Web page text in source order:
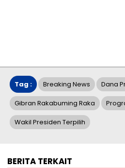
Tag : Breaking News Dana
Gibran Rakabuming Raka
Wakil Presiden Terpilih
BERITA TERKAIT